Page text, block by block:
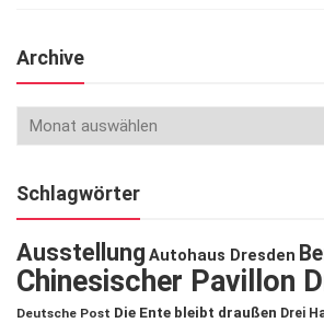
Archive
Schlagwörter
Ausstellung Autohaus Dresden
Chinesischer Pavillon
Deutsche Post Die Ente bleibt draußen Drei